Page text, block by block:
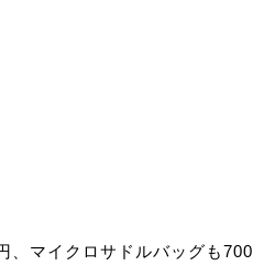
、マイクロサドルバッグも700